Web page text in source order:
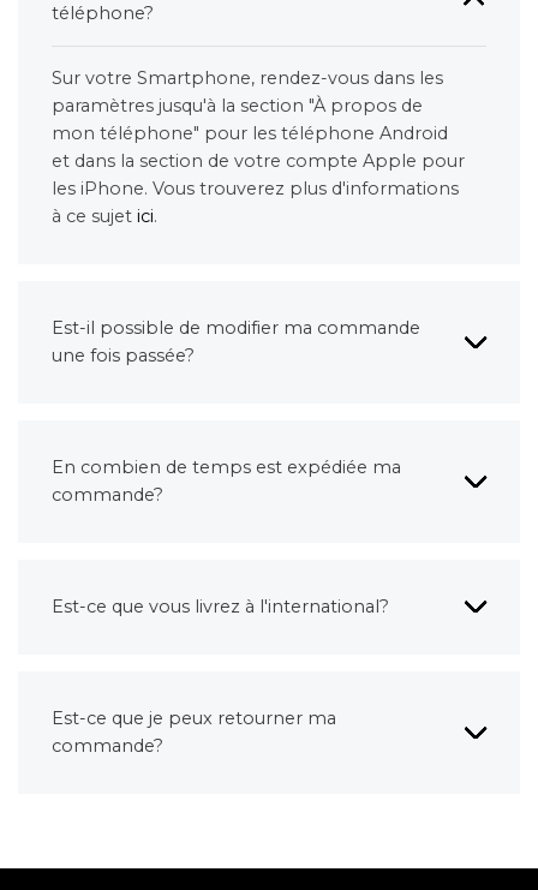
téléphone?
Sur votre Smartphone, rendez-vous dans les
paramètres jusqu'à la section "À propos de
mon téléphone" pour les téléphone Android
et dans la section de votre compte Apple pour
les iPhone. Vous trouverez plus d'informations
à ce sujet ici.
Est-il possible de modifier ma commande
une fois passée?
En combien de temps est expédiée ma
commande?
Est-ce que vous livrez à l'international?
Est-ce que je peux retourner ma
commande?